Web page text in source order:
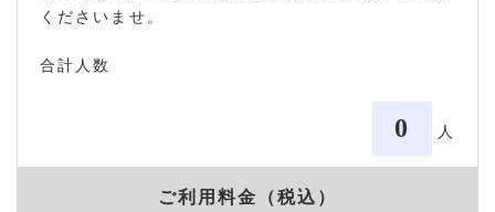
くださいませ。
合計人数
0 人
ご利用料金（税込）